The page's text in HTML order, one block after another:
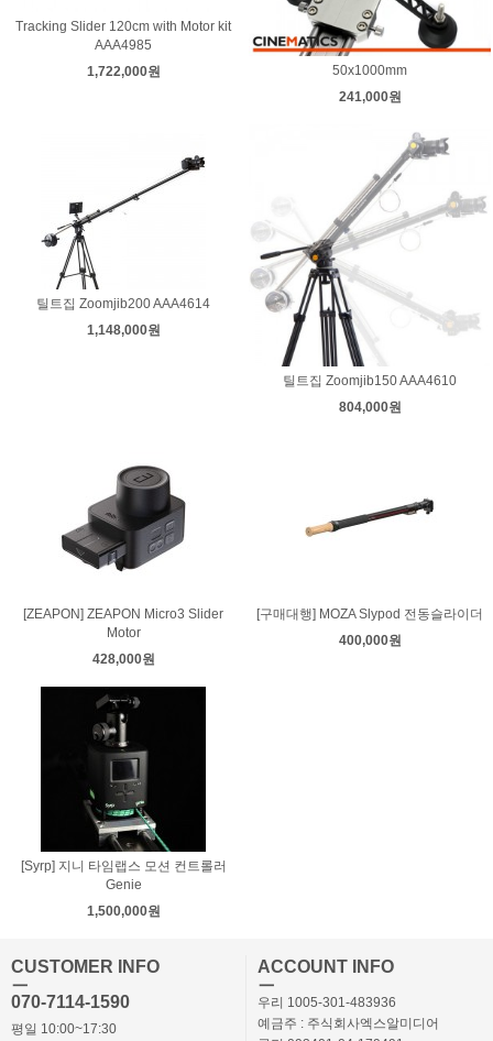
Tracking Slider 120cm with Motor kit
AAA4985
1,722,000원
50x1000mm
241,000원
틸트집 Zoomjib200 AAA4614
1,148,000원
틸트집 Zoomjib150 AAA4610
804,000원
[ZEAPON] ZEAPON Micro3 Slider
Motor
428,000원
[구매대행] MOZA Slypod 전동슬라이더
400,000원
[Syrp] 지니 타임랩스 모션 컨트롤러
Genie
1,500,000원
CUSTOMER INFO
ㅡ
070-7114-1590
평일 10:00~17:30
ACCOUNT INFO
ㅡ
우리 1005-301-483936
예금주 : 주식회사엑스알미디어